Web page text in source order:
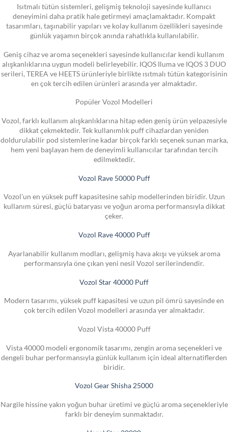
Isıtmalı tütün sistemleri, gelişmiş teknoloji sayesinde kullanıcı
deneyimini daha pratik hale getirmeyi amaçlamaktadır. Kompakt
tasarımları, taşınabilir yapıları ve kolay kullanım özellikleri sayesinde
günlük yaşamın birçok anında rahatlıkla kullanılabilir.
Geniş cihaz ve aroma seçenekleri sayesinde kullanıcılar kendi kullanım
alışkanlıklarına uygun modeli belirleyebilir. IQOS Iluma ve IQOS 3 DUO
serileri, TEREA ve HEETS ürünleriyle birlikte ısıtmalı tütün kategorisinin
en çok tercih edilen ürünleri arasında yer almaktadır.
Popüler Vozol Modelleri
Vozol, farklı kullanım alışkanlıklarına hitap eden geniş ürün yelpazesiyle
dikkat çekmektedir. Tek kullanımlık puff cihazlardan yeniden
doldurulabilir pod sistemlerine kadar birçok farklı seçenek sunan marka,
hem yeni başlayan hem de deneyimli kullanıcılar tarafından tercih
edilmektedir.
Vozol Rave 50000 Puff
Vozol’un en yüksek puff kapasitesine sahip modellerinden biridir. Uzun
kullanım süresi, güçlü bataryası ve yoğun aroma performansıyla dikkat
çeker.
Vozol Rave 40000 Puff
Ayarlanabilir kullanım modları, gelişmiş hava akışı ve yüksek aroma
performansıyla öne çıkan yeni nesil Vozol serilerindendir.
Vozol Star 40000 Puff
Modern tasarımı, yüksek puff kapasitesi ve uzun pil ömrü sayesinde en
çok tercih edilen Vozol modelleri arasında yer almaktadır.
Vozol Vista 40000 Puff
Vista 40000 modeli ergonomik tasarımı, zengin aroma seçenekleri ve
dengeli buhar performansıyla günlük kullanım için ideal alternatiflerden
biridir.
Vozol Gear Shisha 25000
Nargile hissine yakın yoğun buhar üretimi ve güçlü aroma seçenekleriyle
farklı bir deneyim sunmaktadır.